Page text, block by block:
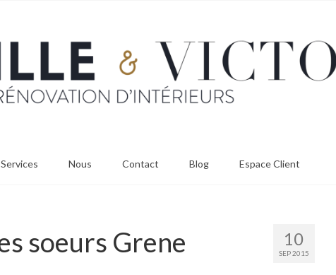
Services Nous Contact Blog Espace Client
10
SEP 2015
soeurs Grene